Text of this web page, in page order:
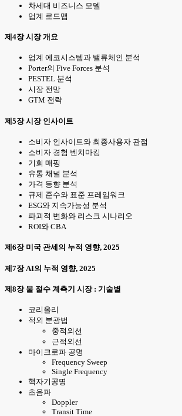
차세대 비즈니스 모델
업계 로드맵
제4장 시장 개요
업계 에코시스템과 밸류체인 분석
Porter의 Five Forces 분석
PESTEL 분석
시장 전망
GTM 전략
제5장 시장 인사이트
소비자 인사이트와 최종사용자 관점
소비자 경험 벤치마킹
기회 매핑
유통 채널 분석
가격 동향 분석
규제 준수와 표준 프레임워크
ESG와 지속가능성 분석
파괴적 변화와 리스크 시나리오
ROI와 CBA
제6장 미국 관세의 누적 영향, 2025
제7장 AI의 누적 영향, 2025
제8장 물 절수 계측기 시장 : 기술별
코리올리
적외 분광법
중적외선
근적외선
마이크로파 공명
Frequency Sweep
Single Frequency
핵자기공명
초음파
Doppler
Transit Time